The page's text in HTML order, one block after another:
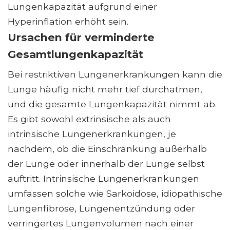
Lungenkapazität aufgrund einer
Hyperinflation erhöht sein.
Ursachen für verminderte
Gesamtlungenkapazität
Bei restriktiven Lungenerkrankungen kann die
Lunge häufig nicht mehr tief durchatmen,
und die gesamte Lungenkapazität nimmt ab.
Es gibt sowohl extrinsische als auch
intrinsische Lungenerkrankungen, je
nachdem, ob die Einschränkung außerhalb
der Lunge oder innerhalb der Lunge selbst
auftritt. Intrinsische Lungenerkrankungen
umfassen solche wie Sarkoidose, idiopathische
Lungenfibrose, Lungenentzündung oder
verringertes Lungenvolumen nach einer